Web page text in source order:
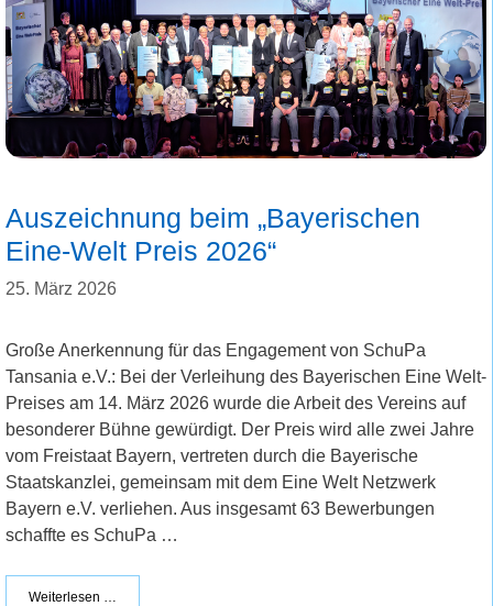
Auszeichnung beim „Bayerischen
Eine-Welt Preis 2026“
25. März 2026
Große Anerkennung für das Engagement von SchuPa
Tansania e.V.: Bei der Verleihung des Bayerischen Eine Welt-
Preises am 14. März 2026 wurde die Arbeit des Vereins auf
besonderer Bühne gewürdigt. Der Preis wird alle zwei Jahre
vom Freistaat Bayern, vertreten durch die Bayerische
Staatskanzlei, gemeinsam mit dem Eine Welt Netzwerk
Bayern e.V. verliehen. Aus insgesamt 63 Bewerbungen
schaffte es SchuPa …
Weiterlesen …